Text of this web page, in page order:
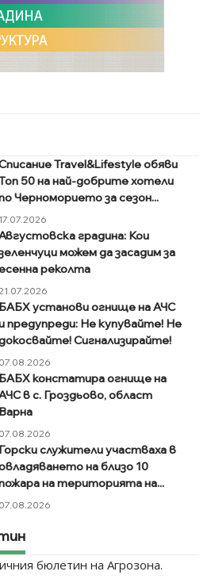
Travel&Lifestyle обяви
50 на най-добрите хотели
Черноморието за сезон...
17.07.2026
градина: Кои
можем да засадим за
реколта
БАБХ установи огнище на АЧС
предупреди: Не купувайте! Не
Сигнализирайте!
07.08.2026
БАБХ констатира огнище на
в с. Гроздьово, област
Варна
07.08.2026
Горски служители участваха в
на близо 10
на територията на...
07.08.2026
бюлетин на Агрозона.